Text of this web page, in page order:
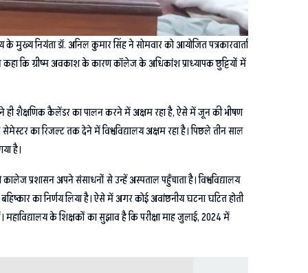
के मुख्य नियंता डॉ. अनिल कुमार सिंह ने सोमवार को आयोजित पत्रकारवार्ता
कहा कि ग्रीष्म अवकाश के कारण कॉलेज के अधिकांश प्राध्यापक छुट्टियों में
अपने ही शैक्षणिक कैलेंडर का पालन करने में अक्षम रहा है, ऐसे में जून की भीषण
का रिजल्ट तक देने में विश्वविद्यालय अक्षम रहा है। पिछले तीन साल
है।
प्रशासन अपने संसाधनों से उन्हें अस्पताल पहुँचाता है। विश्वविद्यालय
का निर्णय लिया है। ऐसे में अगर कोई अवांछनीय घटना घटित होती
महाविद्यालय के शिक्षकों का सुझाव है कि परीक्षा माह जुलाई, 2024 में